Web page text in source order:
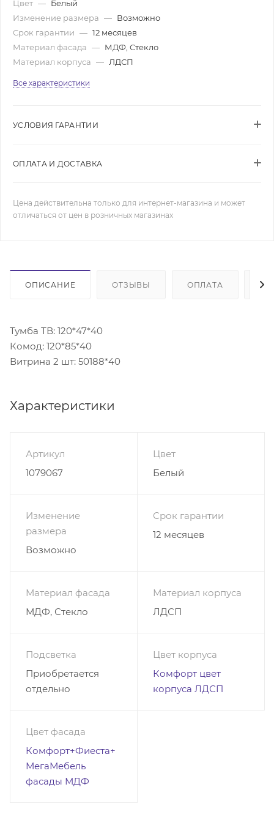
Цвет — Белый
Изменение размера — Возможно
Срок гарантии — 12 месяцев
Материал фасада — МДФ, Стекло
Материал корпуса — ЛДСП
Все характеристики
УСЛОВИЯ ГАРАНТИИ
ОПЛАТА И ДОСТАВКА
Цена действительна только для интернет-магазина и может
отличаться от цен в розничных магазинах
ОПИСАНИЕ ОТЗЫВЫ ОПЛАТА
Тумба ТВ: 120*47*40
Комод: 120*85*40
Витрина 2 шт: 50188*40
Характеристики
Артикул
1079067
Цвет
Белый
Изменение
размера
Возможно
Срок гарантии
12 месяцев
Материал фасада
МДФ, Стекло
Материал корпуса
ЛДСП
Подсветка
Приобретается
отдельно
Цвет корпуса
Комфорт цвет
корпуса ЛДСП
Цвет фасада
Комфорт+Фиеста+
МегаМебель
фасады МДФ